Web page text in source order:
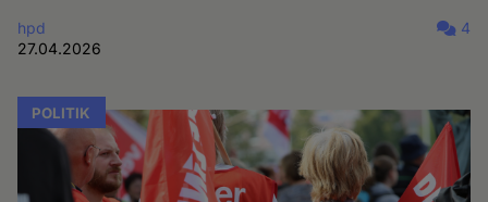
hpd
27.04.2026
4
POLITIK